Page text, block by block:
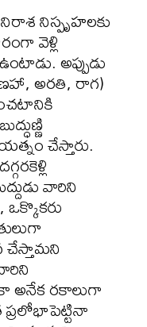
నిస్పృహలకు
వెళ్లి
అప్పుడు
అరతి, రాగ)
చేస్తారు.
వారిని
చేస్తామని
అనేక రకాలుగా